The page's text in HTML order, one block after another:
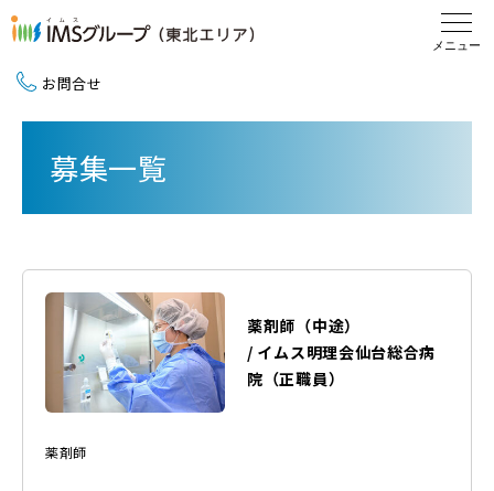
お問合せ
募集一覧
薬剤師（中途）
/ イムス明理会仙台総合病
院 （正職員）
薬剤師